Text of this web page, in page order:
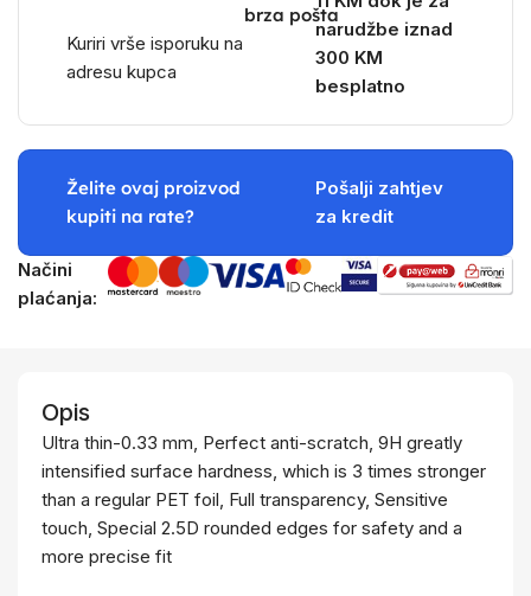
brza pošta
Kuriri vrše isporuku na
adresu kupca
narudžbe iznad
300 KM
besplatno
Želite ovaj proizvod
kupiti na rate?
Pošalji zahtjev
za kredit
Načini
plaćanja:
Opis
Ultra thin-0.33 mm, Perfect anti-scratch, 9H greatly
intensified surface hardness, which is 3 times stronger
than a regular PET foil, Full transparency, Sensitive
touch, Special 2.5D rounded edges for safety and a
more precise fit